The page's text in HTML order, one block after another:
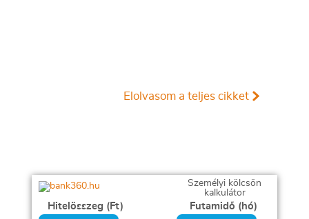
Elolvasom a teljes cikket
Személyi kölcsön
kalkulátor
Hitelösszeg (Ft) Futamidő (hó)